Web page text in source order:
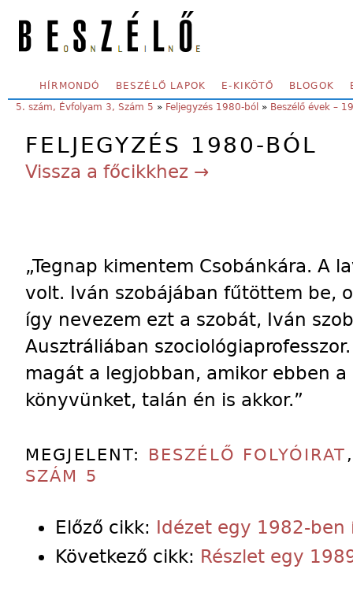
SECONDARY MENU
HÍRMONDÓ BESZÉLŐ LAPOK E-KIKÖTŐ BLOGOK
YOU ARE HERE:
5. szám, Évfolyam 3, Szám 5 » Feljegyzés 1980-ból » Beszélő évek –
FELJEGYZÉS 1980-BÓL
Vissza a főcikkhez →
„Tegnap kimentem Csobánkára. A
volt. Iván szobájában fűtöttem be,
így nevezem ezt a szobát, Iván
Ausztráliában
magát a legjobban, amikor ebben
könyvünket, talán én is akkor.”
MEGJELENT: BESZÉLŐ FOLYÓIRAT
SZÁM 5
Előző cikk: Idézet egy 1982-
Következő cikk: Részlet egy